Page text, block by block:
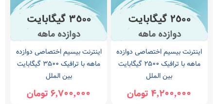
اینترنت بیسیم اختصاصی دوازده
ماهه با ترافیک 2500 گیگابایت
بین الملل
4,200,000 تومان
اینترنت بیسیم اختصاصی دوازده
ماهه با ترافیک 3500 گیگابایت
بین الملل
6,700,000 تومان